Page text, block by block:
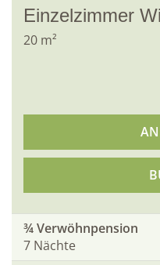
Einzelzimmer
20 m²
¾ Verwöhnpension
7 Nächte